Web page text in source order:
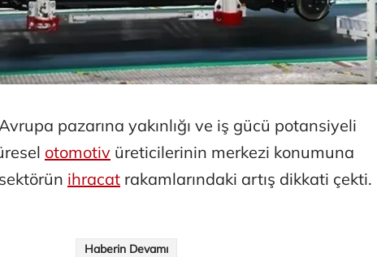
pazarına yakınlığı ve iş gücü potansiyeli
otomotiv üreticilerinin merkezi konumuna
ihracat rakamlarındaki artış dikkati çekti.
Haberin Devamı